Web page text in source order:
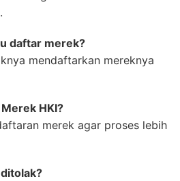
daftar merek?
mendaftarkan mereknya
HKI?
merek agar proses lebih